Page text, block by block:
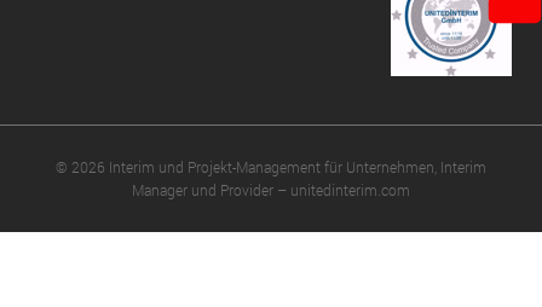
© 2026 Interim und Projekt-Management für Unternehmen, Interim
Manager und Provider – unitedinterim.com